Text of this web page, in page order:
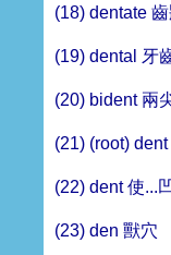
(18) dentate
(19) dental 牙
(20) bident 兩
(21) (root)
(22) dent 使...
(23) den 獸穴